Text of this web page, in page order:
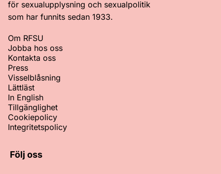
för sexualupplysning och sexualpolitik
som har funnits sedan 1933.
Om RFSU
Jobba hos oss
Kontakta oss
Press
Visselblåsning
Lättläst
In English
Tillgänglighet
Cookiepolicy
Integritetspolicy
Följ oss